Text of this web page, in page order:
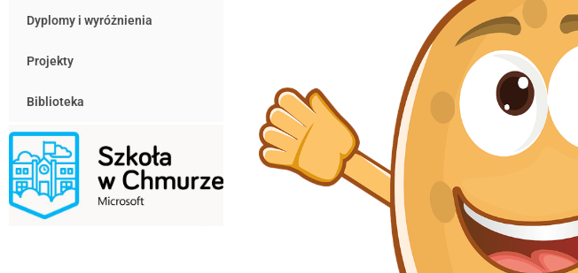
Dyplomy i wyróżnienia
Projekty
Biblioteka